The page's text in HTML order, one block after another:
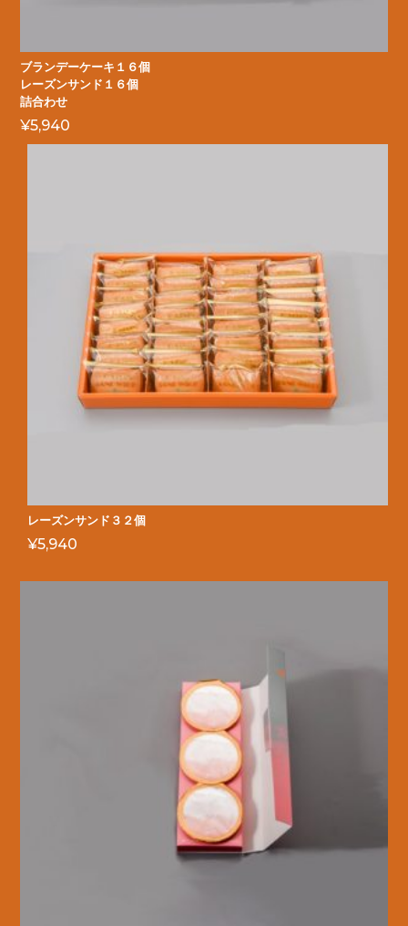
ブランデーケーキ１６個
レーズンサンド１６個
詰合わせ
¥5,940
レーズンサンド３２個
¥5,940